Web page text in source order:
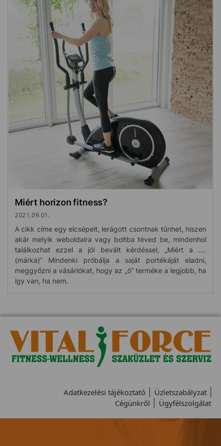
Miért horizon fitness?
2021.09.01.
A cikk címe egy elcsépelt, lerágott csontnak tűnhet, hiszen
akár melyik weboldalra vagy boltba téved be, mindenhol
találkozhat ezzel a jól bevált kérdéssel, „Miért a ….
(márka)” Mindenki próbálja a saját portékáját eladni,
meggyőzni a vásárlókat, hogy az „ő” terméke a legjobb, ha
így van, ha nem.
Adatkezelési tájékoztató
Üzletszabályzat
Cégünkről
Ügyfélszolgálat